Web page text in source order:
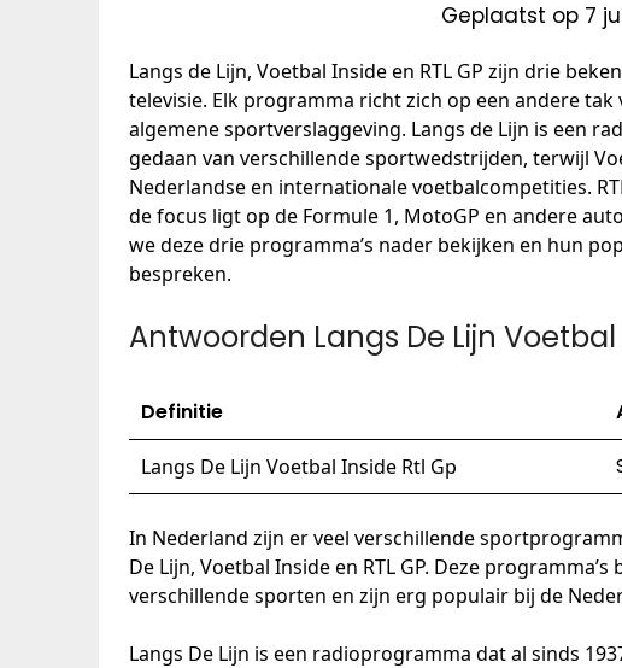
Geplaatst op 7
Langs de Lijn, Voetbal Inside en RTL GP zijn drie
televisie. Elk programma richt zich op een andere
algemene sportverslaggeving. Langs de Lijn is een
gedaan van verschillende sportwedstrijden, terwijl
Nederlandse en internationale voetbalcompetities.
de focus ligt op de Formule 1, MotoGP en andere
we deze drie programma’s nader bekijken en hun
bespreken.
Antwoorden Langs De Lijn
Definitie
Langs De Lijn Voetbal Inside Rtl Gp
In Nederland zijn er veel verschillende
De Lijn, Voetbal Inside en RTL GP. Deze
verschillende sporten en zijn erg populair bij de
Langs De Lijn is een radioprogramma dat al sinds